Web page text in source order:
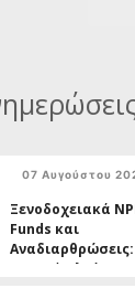
07 Αυγούστου
Ξενοδοχειακά
Funds και
Νομικό Πλαίσιο